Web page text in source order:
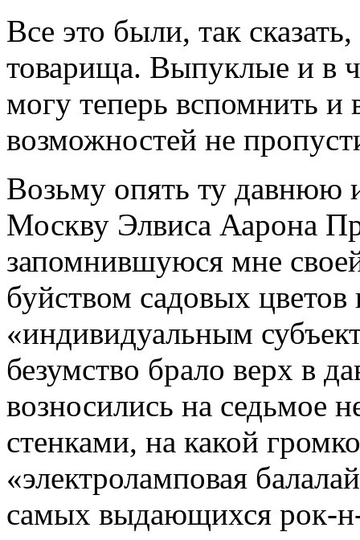
Все это были, так
товарища. Выпуклые и в
могу теперь вспомнить
возможностей не
Возьму опять ту давнюю
Москву Элвиса Аарона
запомнившуюся мне
буйством садовых
«индивидуальным
безумство брало верх в
возносились на седьмое
стенками, на какой
«электроламповая
самых выдающихся рок-